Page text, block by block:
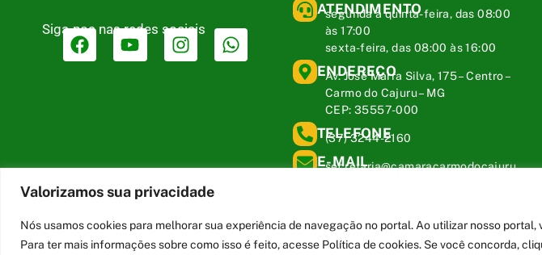
Valorizamos sua privacidade
Nós usamos cookies para melhorar sua experiência de navegação no portal. Ao utilizar nosso
Para ter mais informações sobre como isso é feito, acesse Política de cookies. Se você concorda,
Siga-nos nas redes sociais
ATENDIMENTO
segunda a quinta-feira, das 08:00
às 17:00
sexta-feira, das 08:00 às 16:00
ENDEREÇO
Av. José Marra Silva, 175 – Centro –
Carmo do Cajuru – MG
CEP: 35557-000
TELEFONE
(37) 3244-2160
E-MAIL
secretaria@camaracarmodocajuru.